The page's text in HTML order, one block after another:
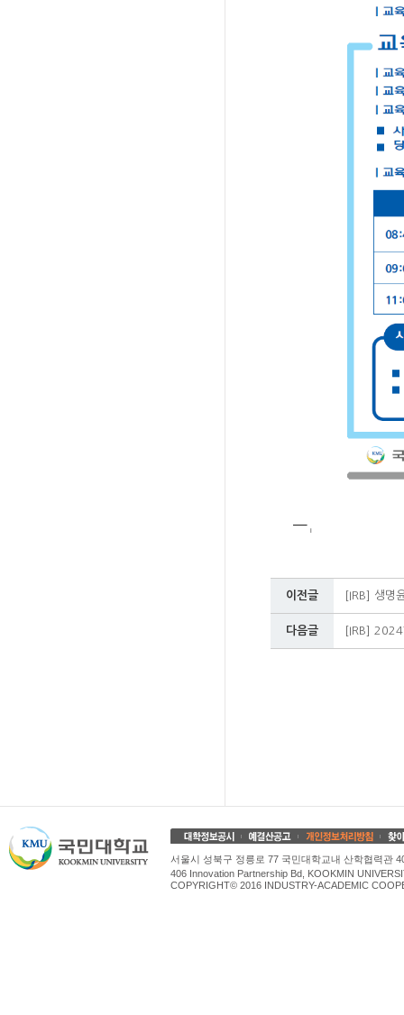
이전글 [IRB] 생명
다음글 [IRB] 2024
서울시 성북구 정릉로 77 국민대학교내 산학협력관
406 Innovation Partnership Bd, KOOKMIN
COPYRIGHT© 2016 INDUSTRY-ACADEMIC